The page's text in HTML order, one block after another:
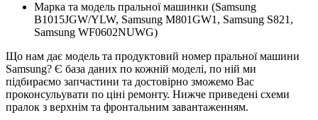
Марка та модель пральної машинки (Samsung
B1015JGW/YLW, Samsung M801GW1, Samsung S821,
Samsung WF0602NUWG)
Що нам дає модель та продуктовий номер пральної машини
Samsung? Є база даних по кожній моделі, по ній ми
підбираємо запчастини та достовірно зможемо Вас
проконсульувати по ціні ремонту. Нижче приведені схеми
пралок з верхнім та фронтальним завантаженням.